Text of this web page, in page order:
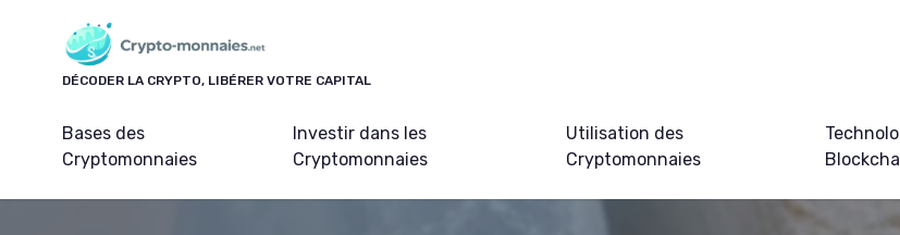
DÉCODER LA CRYPTO, LIBÉRER VOTRE CAPITAL
Bases des
Cryptomonnaies
Investir dans les
Cryptomonnaies
Utilisation des
Cryptomonnaies